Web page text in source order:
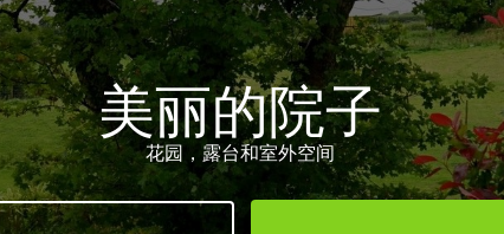
美丽的院子
花园，露台和室外空间